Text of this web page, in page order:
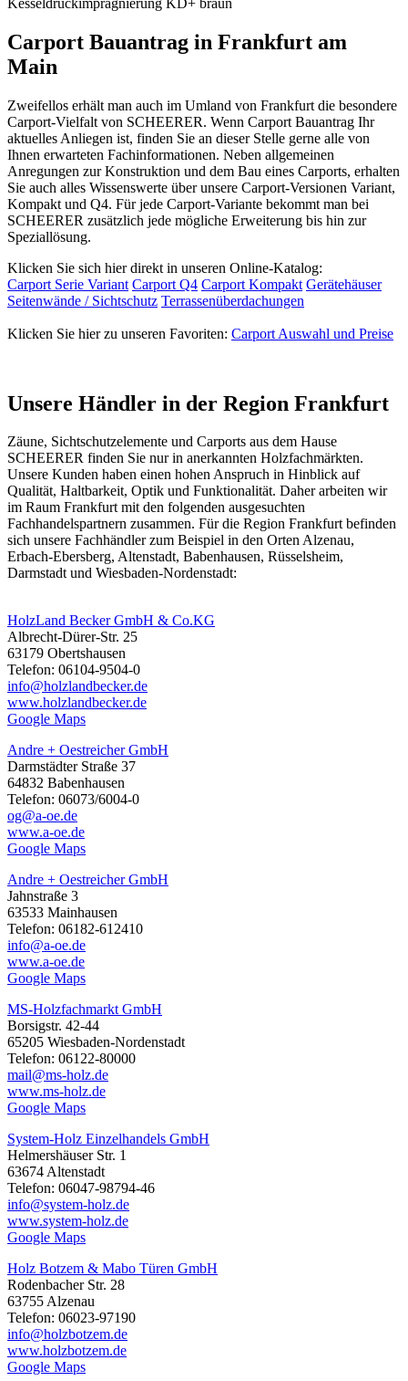
Carport Bauantrag in Frankfurt am
Main
Zweifellos erhält man auch im Umland von Frankfurt die besondere
Carport-Vielfalt von SCHEERER. Wenn Carport Bauantrag Ihr
aktuelles Anliegen ist, finden Sie an dieser Stelle gerne alle von
Ihnen erwarteten Fachinformationen. Neben allgemeinen
Anregungen zur Konstruktion und dem Bau eines Carports, erhalten
Sie auch alles Wissenswerte über unsere Carport-Versionen Variant,
Kompakt und Q4. Für jede Carport-Variante bekommt man bei
SCHEERER zusätzlich jede mögliche Erweiterung bis hin zur
Speziallösung.
Klicken Sie sich hier direkt in unseren Online-Katalog:
Carport Serie Variant Carport Q4 Carport Kompakt Gerätehäuser
Seitenwände / Sichtschutz Terrassenüberdachungen
Klicken Sie hier zu unseren Favoriten: Carport Auswahl und Preise
Unsere Händler in der Region Frankfurt
Zäune, Sichtschutzelemente und Carports aus dem Hause
SCHEERER finden Sie nur in anerkannten Holzfachmärkten.
Unsere Kunden haben einen hohen Anspruch in Hinblick auf
Qualität, Haltbarkeit, Optik und Funktionalität. Daher arbeiten wir
im Raum Frankfurt mit den folgenden ausgesuchten
Fachhandelspartnern zusammen. Für die Region Frankfurt befinden
sich unsere Fachhändler zum Beispiel in den Orten Alzenau,
Erbach-Ebersberg, Altenstadt, Babenhausen, Rüsselsheim,
Darmstadt und Wiesbaden-Nordenstadt:
HolzLand Becker GmbH & Co.KG
Albrecht-Dürer-Str. 25
63179 Obertshausen
Telefon: 06104-9504-0
info@holzlandbecker.de
www.holzlandbecker.de
Google Maps
Andre + Oestreicher GmbH
Darmstädter Straße 37
64832 Babenhausen
Telefon: 06073/6004-0
og@a-oe.de
www.a-oe.de
Google Maps
Andre + Oestreicher GmbH
Jahnstraße 3
63533 Mainhausen
Telefon: 06182-612410
info@a-oe.de
www.a-oe.de
Google Maps
MS-Holzfachmarkt GmbH
Borsigstr. 42-44
65205 Wiesbaden-Nordenstadt
Telefon: 06122-80000
mail@ms-holz.de
www.ms-holz.de
Google Maps
System-Holz Einzelhandels GmbH
Helmershäuser Str. 1
63674 Altenstadt
Telefon: 06047-98794-46
info@system-holz.de
www.system-holz.de
Google Maps
Holz Botzem & Mabo Türen GmbH
Rodenbacher Str. 28
63755 Alzenau
Telefon: 06023-97190
info@holzbotzem.de
www.holzbotzem.de
Google Maps